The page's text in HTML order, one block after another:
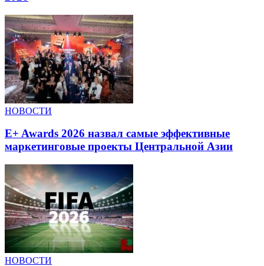
НОВОСТИ
E+ Awards 2026 назвал самые эффективные
маркетинговые проекты Центральной Азии
НОВОСТИ